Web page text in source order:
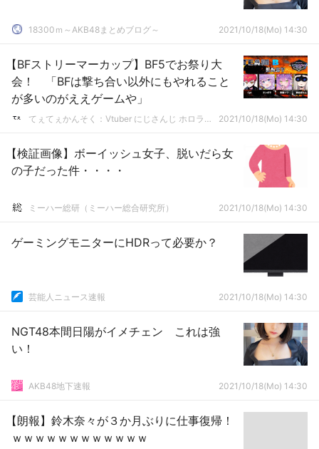
18300ｍ～AKB48まとめブログ～ 2021/10/18(Mo) 14:30
【BFストリーマーカップ】BF5でお祭り大
会！ 「BFは撃ち合い以外にもやれること
が多いのがええゲームや」
てぇてぇかんそく：Vtuber にじさんじ ホロライブまとめ 2021/10/18(Mo) 14:30
【検証画像】ボーイッシュ女子、脱いだら女
の子だった件・・・・
ミーハー総研（ミーハー総合研究所） 2021/10/18(Mo) 14:30
ゲーミングモニターにHDRって必要か？
芸能人ニュース速報 2021/10/18(Mo) 14:30
NGT48本間日陽がイメチェン これは強
い！
AKB48地下速報 2021/10/18(Mo) 14:30
【朗報】鈴木奈々が３か月ぶりに仕事復帰！
ｗｗｗｗｗｗｗｗｗｗｗｗ